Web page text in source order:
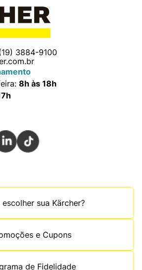
3884-9100
8h às 18h
sua Kärcher?
e Cupons
de Fidelidade